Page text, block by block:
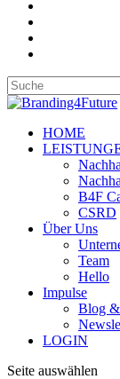
HOME
B4F
CSRD
Über Uns
Team
Hello
Impulse
Blog &
LOGIN
Seite auswählen